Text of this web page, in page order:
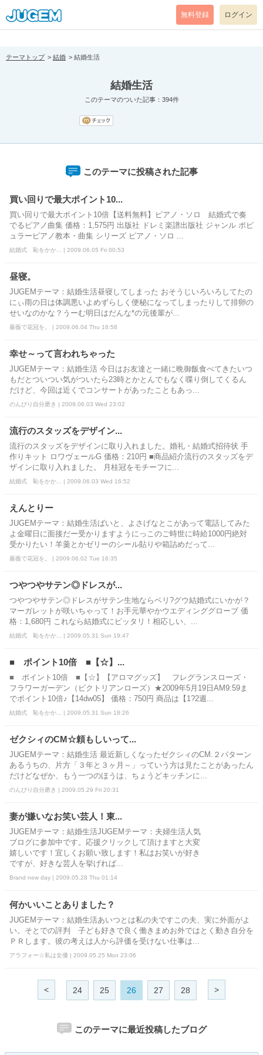
[pear_error: message="Success" code=0 mode=return level=notice
prefix="" info=""]
無料登録 ログイン
テーマトップ 結婚 結婚生活
結婚生活
このテーマのついた記事：394件
このテーマに投稿された記事
買い回りで最大ポイント10...
買い回りで最大ポイント10倍【送料無料】ピアノ・ソロ 結婚式で奏
でるピアノ曲集 価格：1,575円 出版社 ドレミ楽譜出版社 ジャンル ポピ
ュラーピアノ教本・曲集 シリーズ ピアノ・ソロ ...
結婚式 恥をかか... | 2009.06.05 Fri 00:53
昼寝。
JUGEMテーマ：結婚生活昼寝してしまった おそうじいろいろしてたの
にぃ雨の日は体調悪いよめずらしく便秘になってしまったりして排卵の
せいなのかな？うーむ明日はだんな*の元後輩が...
薔薇で花冠を。 | 2009.06.04 Thu 16:58
幸せ～って言われちゃった
JUGEMテーマ：結婚生活 今日はお友達と一緒に晩御飯食べてきたいつ
もだとついつい気がついたら23時とかとんでもなく喋り倒してくるん
だけど、今回は近くでコンサートがあったこともあっ...
のんびり自分磨き | 2009.06.03 Wed 23:02
流行のスタッズをデザイン...
流行のスタッズをデザインに取り入れました。婚礼・結婚式招待状 手
作りキット ロワヴェールG 価格：210円 ■商品紹介流行のスタッズをデ
ザインに取り入れました。 月桂冠をモチーフに...
結婚式 恥をかか... | 2009.06.03 Wed 16:52
えんとりー
JUGEMテーマ：結婚生活ばいと、よさげなとこがあって電話してみた
よ金曜日に面接だー受かりますようにっこのご時世に時給1000円絶対
受かりたい！羊羹とかゼリーのシール貼りや箱詰めだって...
薔薇で花冠を。 | 2009.06.02 Tue 16:35
つやつやサテン◎ドレスが...
つやつやサテン◎ドレスがサテン生地ならベリ?グウ結婚式にいかが？
マーガレットが咲いちゃって！お手元華やかウエディンググローブ 価
格：1,680円 これなら結婚式にピッタリ！相応しい、...
結婚式 恥をかか... | 2009.05.31 Sun 19:47
■ ポイント10倍 ■【☆】...
■ ポイント10倍 ■【☆】【アロマグッズ】 フレグランスローズ・
フラワーガーデン（ビクトリアンローズ）★2009年5月19日AM9:59ま
でポイント10倍♪【14dw05】 価格：750円 商品は【1?2週...
結婚式 恥をかか... | 2009.05.31 Sun 18:26
ゼクシィのCM☆頼もしいって...
JUGEMテーマ：結婚生活 最近新しくなったゼクシィのCM.２パターン
あるうちの、片方「３年と３ヶ月～」っていう方は見たことがあったん
だけどなぜか、もう一つのほうは、ちょうどキッチンに...
のんびり自分磨き | 2009.05.29 Fri 20:31
妻が嫌いなお笑い芸人！東...
JUGEMテーマ：結婚生活JUGEMテーマ：夫婦生活人気
ブログに参加中です。応援クリックして頂けますと大変
嬉しいです！宜しくお願い致します！私はお笑いが好き
ですが、好きな芸人を挙げれば...
Brand new day | 2009.05.28 Thu 01:14
何かいいことありました？
JUGEMテーマ：結婚生活あいつとは私の夫ですこの夫、実に外面がよ
い。そとでの評判 子ども好きで良く働きまめお外ではとく動き自分を
ＰＲします。彼の考えは人から評価を受けない仕事は...
アラフォー☆私は女優 | 2009.05.25 Mon 23:06
< 24 25 26 27 28 >
このテーマに最近投稿したブログ